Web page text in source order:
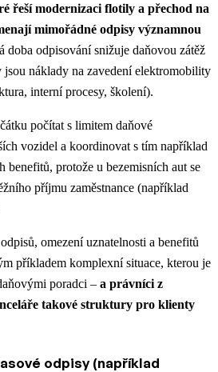
řeší modernizaci flotily a přechod na
mimořádné odpisy významnou
doba odpisování snižuje daňovou zátěž
náklady na zavedení elektromobility
interní procesy, školení).
počítat s limitem daňové
vozidel a koordinovat s tím například
benefitů, protože u bezemisních aut se
příjmu zaměstnance (například
omezení uznatelnosti a benefitů
příkladem komplexní situace, kterou je
poradci – a právníci z
takové struktury pro klienty
odpisy (například